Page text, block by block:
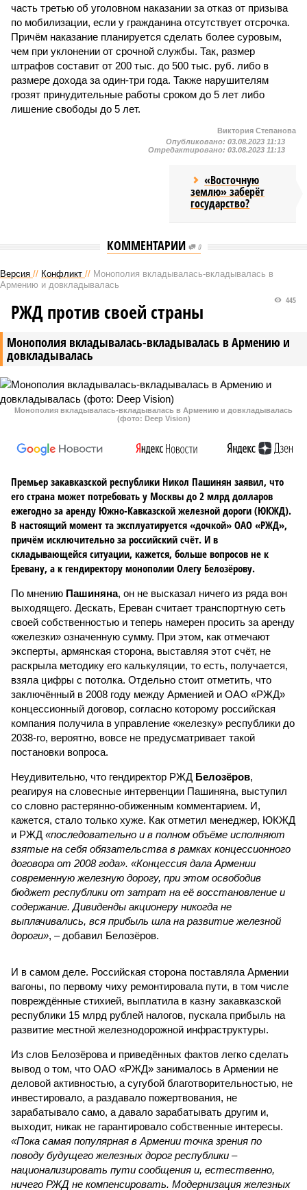
часть третью об уголовном наказании за отказ от призыва
по мобилизации, если у гражданина отсутствует отсрочка.
Причём наказание планируется сделать более суровым,
чем при уклонении от срочной службы. Так, размер
штрафов составит от 200 тыс. до 500 тыс. руб. либо в
размере дохода за один-три года. Также нарушителям
грозят принудительные работы сроком до 5 лет либо
лишение свободы до 5 лет.
Виктория Степанова
Опубликовано: 03.08.2023 11:13
Отредактировано: 03.08.2023 11:13
«Восточную
землю» заберёт
государство?
КОММЕНТАРИИ 0
Версия // Конфликт // Монополия вкладывалась-вкладывалась в
Армению и довкладывалась
Монополия вкладывалась-вкладывалась в Армению и
довкладывалась
445
РЖД против своей страны
Монополия вкладывалась-вкладывалась в Армению и довкладывалась
(фото: Deep Vision)
Премьер закавказской республики Никол Пашинян заявил, что
его страна может потребовать у Москвы до 2 млрд долларов
ежегодно за аренду Южно-Кавказской железной дороги (ЮКЖД).
В настоящий момент та эксплуатируется «дочкой» ОАО «РЖД»,
причём исключительно за российский счёт. И в
складывающейся ситуации, кажется, больше вопросов не к
Еревану, а к гендиректору монополии Олегу Белозёрову.
По мнению Пашиняна, он не высказал ничего из ряда вон
выходящего. Дескать, Ереван считает транспортную сеть
своей собственностью и теперь намерен просить за аренду
«железки» означенную сумму. При этом, как отмечают
эксперты, армянская сторона, выставляя этот счёт, не
раскрыла методику его калькуляции, то есть, получается,
взяла цифры с потолка. Отдельно стоит отметить, что
заключённый в 2008 году между Арменией и ОАО «РЖД»
концессионный договор, согласно которому российская
компания получила в управление «железку» республики до
2038-го, вероятно, вовсе не предусматривает такой
постановки вопроса.
Неудивительно, что гендиректор РЖД Белозёров,
реагируя на словесные интервенции Пашиняна, выступил
со словно растерянно-обиженным комментарием. И,
кажется, стало только хуже. Как отметил менеджер, ЮКЖД
и РЖД «последовательно и в полном объёме исполняют
взятые на себя обязательства в рамках концессионного
договора от 2008 года». «Концессия дала Армении
современную железную дорогу, при этом освободив
бюджет республики от затрат на её восстановление и
содержание. Дивиденды акционеру никогда не
выплачивались, вся прибыль шла на развитие железной
дороги», – добавил Белозёров.
И в самом деле. Российская сторона поставляла Армении
вагоны, по первому чиху ремонтировала пути, в том числе
повреждённые стихией, выплатила в казну закавказской
республики 15 млрд рублей налогов, пускала прибыль на
развитие местной железнодорожной инфраструктуры.
Из слов Белозёрова и приведённых фактов легко сделать
вывод о том, что ОАО «РЖД» занималось в Армении не
деловой активностью, а сугубой благотворительностью, не
инвестировало, а раздавало пожертвования, не
зарабатывало само, а давало зарабатывать другим и,
выходит, никак не гарантировало собственные интересы.
«Пока самая популярная в Армении точка зрения по
поводу будущего железных дорог рес­публики –
национализировать пути сообщения и, естественно,
ничего РЖД не компенсировать. Модернизация железных